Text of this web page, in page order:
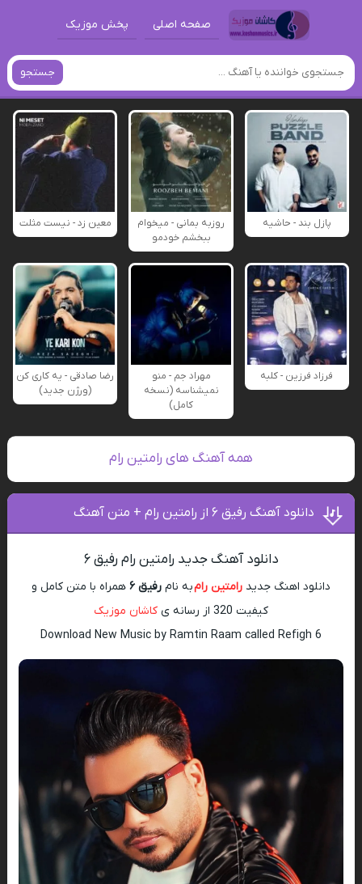
صفحه اصلی پخش موزیک
جستجو
پازل بند - حاشیه
روزبه بمانی - میخوام
ببخشم خودمو
معین زد - نیست مثلت
فرزاد فرزین - کلبه
مهراد جم - منو
نمیشناسه (نسخه
کامل)
رضا صادقی - یه کاری کن
(ورژن جدید)
همه آهنگ های رامتین رام
دانلود آهنگ رفیق ۶ از رامتین رام + متن آهنگ
دانلود آهنگ جدید رامتین رام رفیق ۶
دانلود اهنگ جدید رامتین رامبه نام رفیق ۶
همراه با متن کامل و
کیفیت 320 از رسانه ی
کاشان موزیک
Download New Music by Ramtin Raam called Refigh 6